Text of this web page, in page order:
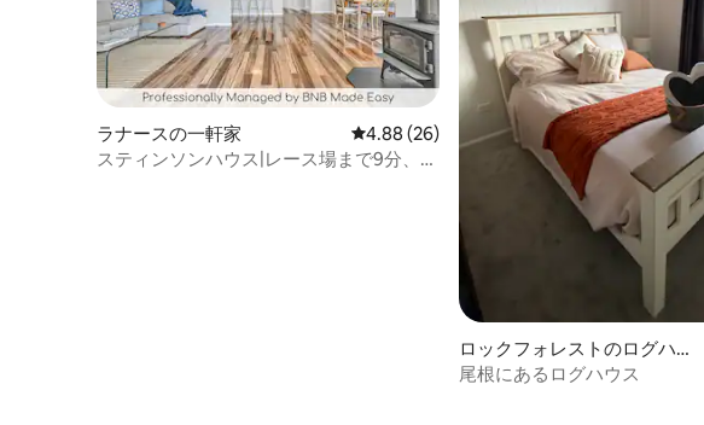
ラナースの一軒家 レビュー26件、5つ星中4.88つ星の平均評価
4.88 (26)
スティンソンハウス|レース場まで9分、静
ロックフォレストのログハウ
ス
尾根にあるログハウス